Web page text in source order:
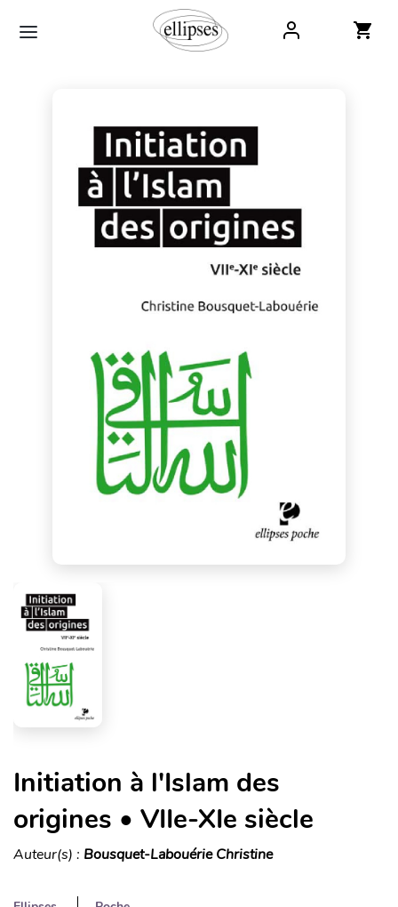
Initiation à l'Islam des
origines • VIIe-XIe siècle
Auteur(s) : Bousquet-Labouérie Christine